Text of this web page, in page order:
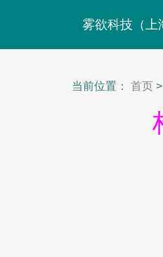
雾欲科技（上
当前位置： 首页 >